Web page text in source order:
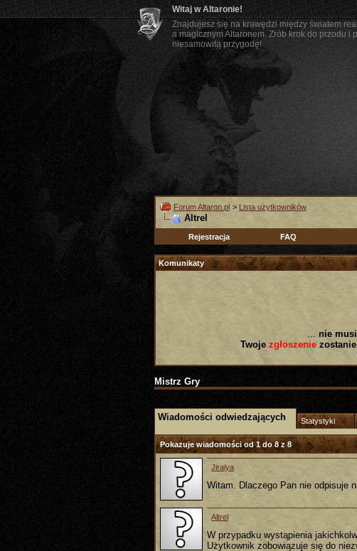
Witaj w Altaronie!
Znajdujesz się na krawędzi między światem
a magicznym Altaronem. Zrób krok do przodu i
niesamowitą przygodę!
Forum Altaron.pl > Lista użytkowników
Altrel
Rejestracja FAQ
Komunikaty
... nie
Twoje zgłoszeniezostanie
Mistrz Gry
Wiadomości odwiedzających Statystyki
Pokazuje wiadomości od 1 do8z8
Jiraiya
Witam. Dlaczego Pan nie odpisuje
Altrel
W przypadku wystąpienia
Użytkownik zobowiązuje się do